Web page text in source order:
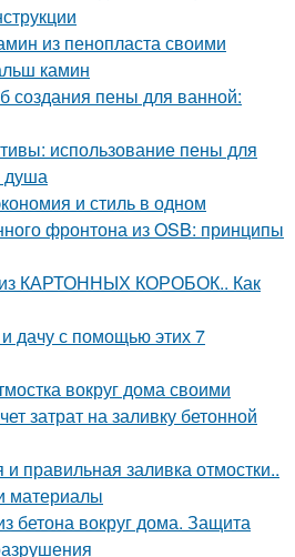
из пенопласта своими
камин
создания пены для ванной:
использование пены для
душа
и стиль в одном
фронтона из OSB: принципы
из КАРТОННЫХ КОРОБОК.. Как
дачу с помощью этих 7
вокруг дома своими
затрат на заливку бетонной
правильная заливка отмостки..
материалы
бетона вокруг дома. Защита